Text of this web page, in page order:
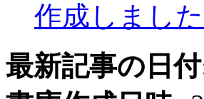
作成しました
最新記事の日